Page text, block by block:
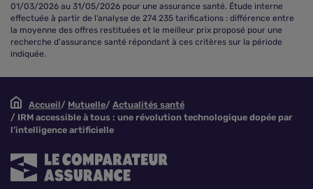
01/03/2026 au 31/05/2026 pour une assurance santé. Étude interne
effectuée à partir de l’analyse de 274 235 tarifications : différence entre
la moyenne des offres restituées et le meilleur prix proposé pour une
recherche d'assurance santé répondant à ces critères sur la période
indiquée.
Accueil Mutuelle
Actualités santé
IRM accessible à tous : une révolution technologique dopée par
l’intelligence artificielle